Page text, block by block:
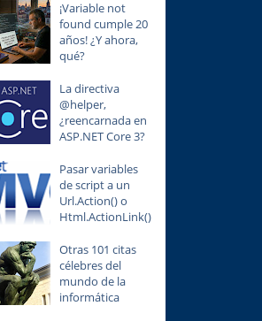
¡Variable not
found cumple 20
años! ¿Y ahora,
qué?
La directiva
@helper,
¿reencarnada en
ASP.NET Core 3?
Pasar variables
de script a un
Url.Action() o
Html.ActionLink()
Otras 101 citas
célebres del
mundo de la
informática